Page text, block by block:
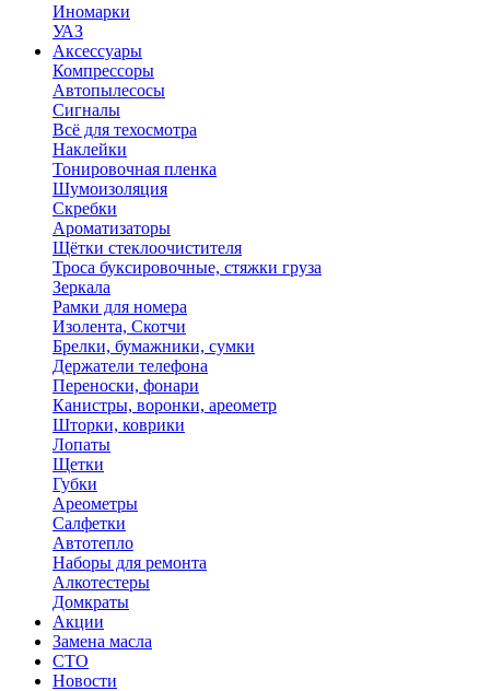
Иномарки
УАЗ
Аксесcуары
Компрессоры
Автопылесосы
Сигналы
Всё для техосмотра
Наклейки
Тонировочная пленка
Шумоизоляция
Скребки
Ароматизаторы
Щётки стеклоочистителя
Троса буксировочные, стяжки груза
Зеркала
Рамки для номера
Изолента, Скотчи
Брелки, бумажники, сумки
Держатели телефона
Переноски, фонари
Канистры, воронки, ареометр
Шторки, коврики
Лопаты
Щетки
Губки
Ареометры
Салфетки
Автотепло
Наборы для ремонта
Алкотестеры
Домкраты
Акции
Замена масла
СТО
Новости